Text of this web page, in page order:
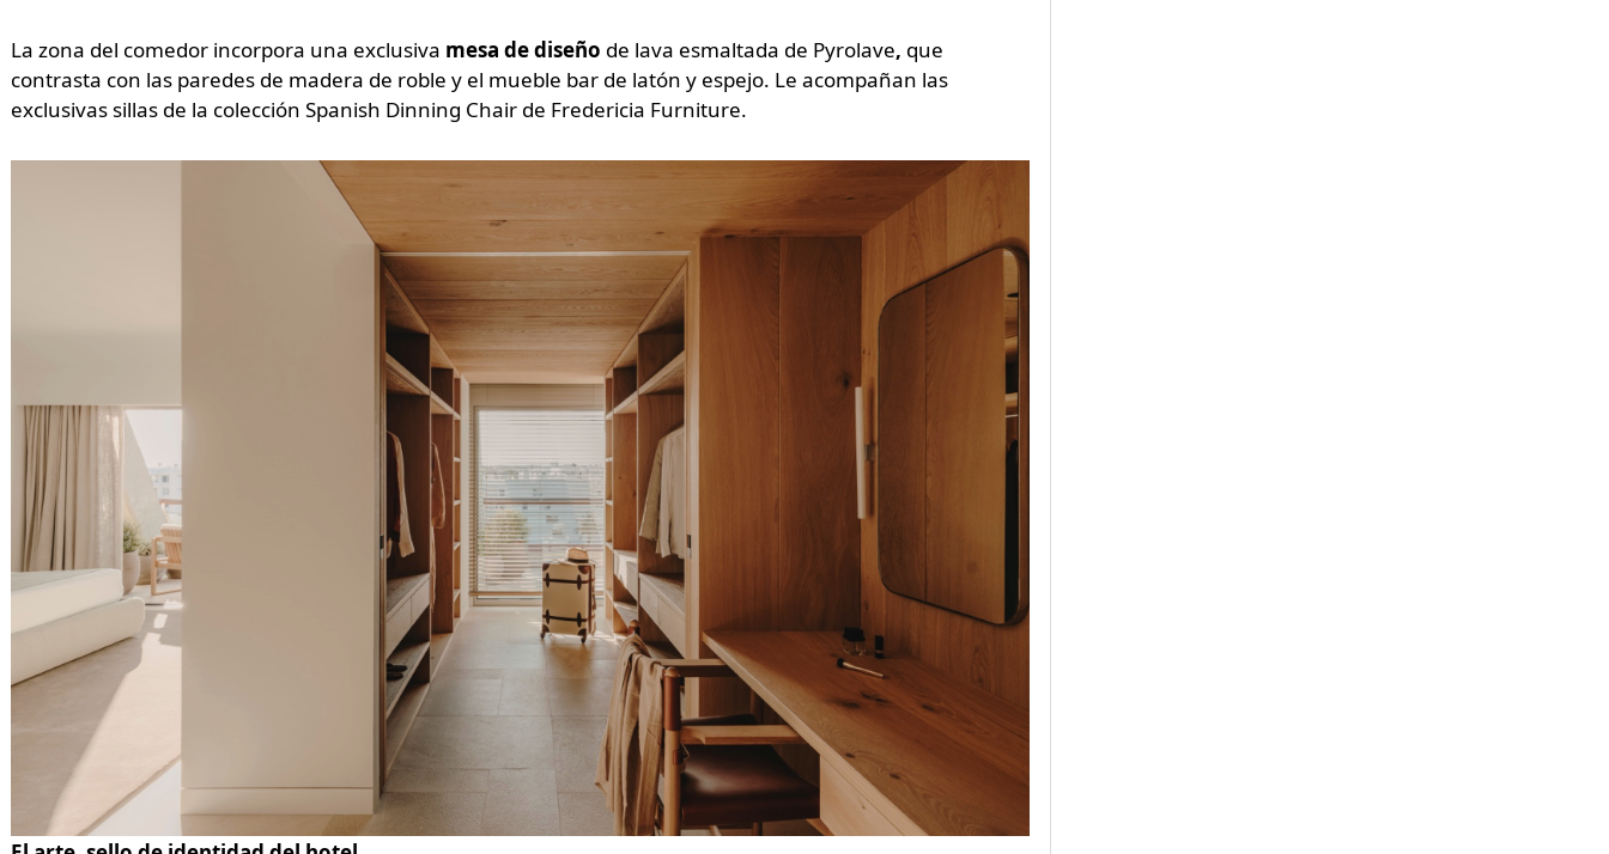
La zona del comedor incorpora una exclusiva mesa de diseño de lava esmaltada de Pyrolave, que
contrasta con las paredes de madera de roble y el mueble bar de latón y espejo. Le acompañan las
exclusivas sillas de la colección Spanish Dinning Chair de Fredericia Furniture.